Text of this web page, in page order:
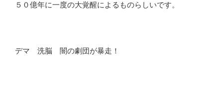
５０億年に一度の大覚醒によるものらしいです。
デマ 洗脳 闇の劇団が暴走！